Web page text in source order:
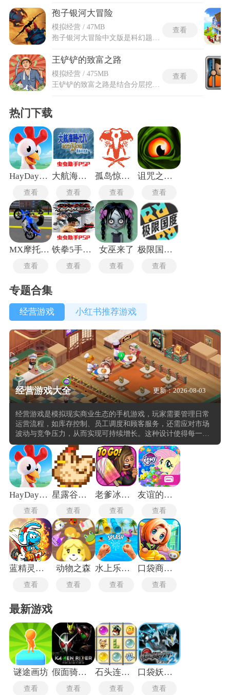
孢子银河大冒险
模拟经营 / 47MB
孢子银河大冒险中文版是科幻题材的模拟策略游戏，以宏大宇宙为舞台，完整呈现生命从单细胞到星际文明的演化历程。玩家将亲历细胞、生物、部落、文明、太空五大阶段，自定义创造生物形态，通过建设部落、发展科技，最终实现银河殖民。孢子银河大冒险中文版的全部内容已经汉化，完全消除了语言障碍。游戏融合了生物进化、文明经营与星际探索，搭配卡通渲染风格与创造系统，带来一场横跨生命进化史的沉浸式体验。从微观的细胞吞噬到宏观的星际殖民，每个阶段都有独特的成长路径与挑战，玩家的每一次选择都将影响文明的发展方向。
查看
王铲铲的致富之路
模拟经营 / 475MB
查看
热门下载
HayDay国际服
查看
大航海时代4手机版
查看
孤岛惊魂4中文版
查看
诅咒之岛直装版
查看
MX摩托车2汉化版
查看
铁拳5手机版
查看
女巫来了
查看
极限国度手机版
查看
专题合集
经营游戏 小红书推荐游戏
经营游戏大全 更新：2026-08-03
经营游戏是模拟现实商业生态的手机游戏，玩家需要管理日常
运营流程，如库存控制、员工调度和顾客服务，还需应对市场
波动与竞争压力，从而实现可持续增长。这种设计使得每一项
操作都具有实际意义，而非简单的重复任务，增强对经营逻辑
的理解与掌控感。游戏在结构上强调动态平衡与策略深度，通
过引入时间推移机制与多维度目标系统，使玩家在不断变化的
环境中做出适应性调整。例如，当某一环节出现瓶颈时，需迅
速评估资源分配、优化流程或引入外部合作，以维持整体效
率。
HayDay国际服
查看
星露谷物语中文版
查看
老爹冰棒店手机版
查看
友谊的魔法手游
查看
蓝精灵村庄中文版
查看
动物之森
查看
水上乐园经理模拟器
查看
口袋商业街2中文版
查看
最新游戏
谜途画坊
查看
假面骑士英雄寻忆
查看
石头连连看勋章版
查看
口袋妖怪黑白2中文版
查看